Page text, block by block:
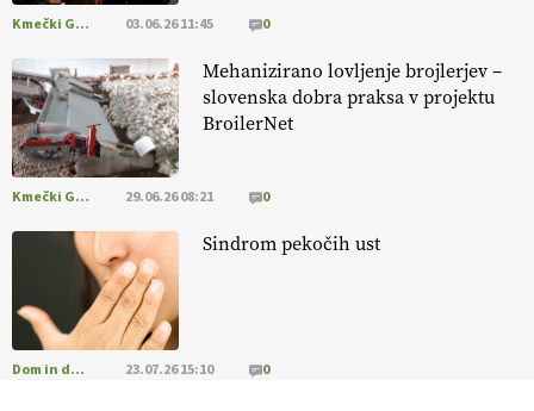
Kmečki Glas 03.06.26 11:45 0
Mehanizirano lovljenje brojlerjev –
slovenska dobra praksa v projektu
BroilerNet
Kmečki Glas 29.06.26 08:21 0
Sindrom pekočih ust
Dom in družina 23.07.26 15:10 0